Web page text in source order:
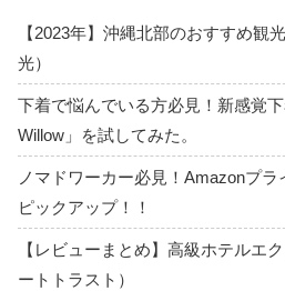
【2023年】沖縄北部のおすすめ観
光）
下着で悩んでいる方必見！新感覚
Willow」を試してみた。
ノマドワーカー必見！Amazonプ
ピックアップ！！
【レビューまとめ】高級ホテルエ
ートトラスト）